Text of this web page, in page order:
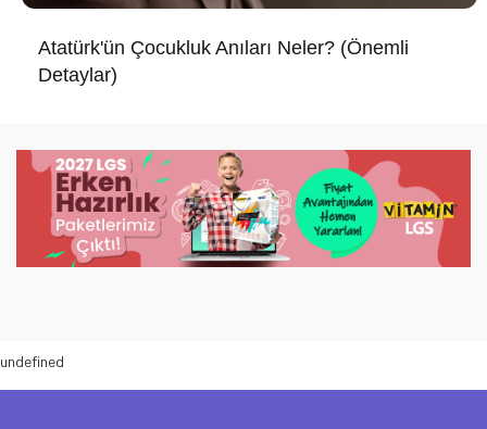
Atatürk'ün Çocukluk Anıları Neler? (Önemli
Detaylar)
undefined